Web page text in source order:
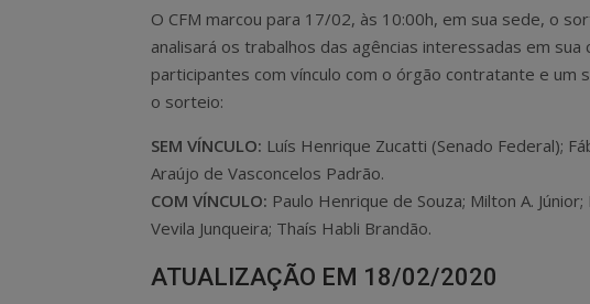
O CFM marcou para 17/02, às 10:00h, em sua sede, o
analisará os trabalhos das agências interessadas em
participantes com vínculo com o órgão contratante e um
o sorteio:
SEM VÍNCULO: Luís Henrique Zucatti (Senado Federal);
Araújo de Vasconcelos Padrão.
COM VÍNCULO: Paulo Henrique de Souza; Milton A.
Vevila Junqueira; Thaís Habli Brandão.
ATUALIZAÇÃO EM 18/02/2020